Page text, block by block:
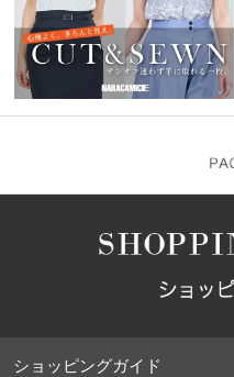
ショッピングガイド